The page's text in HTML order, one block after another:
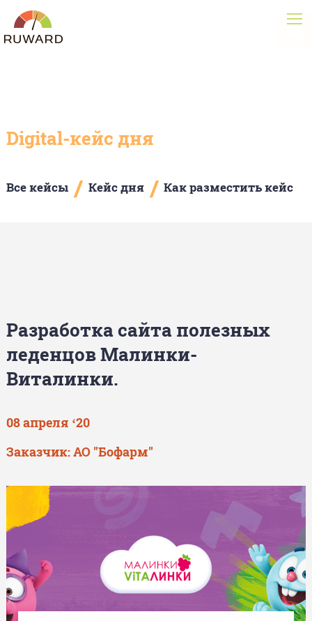
Digital-кейс дня
Все кейсы / Кейс дня / Как разместить кейс
Разработка сайта полезных
леденцов Малинки-
Виталинки.
08 апреля ‘20
Заказчик:АО "Бофарм"